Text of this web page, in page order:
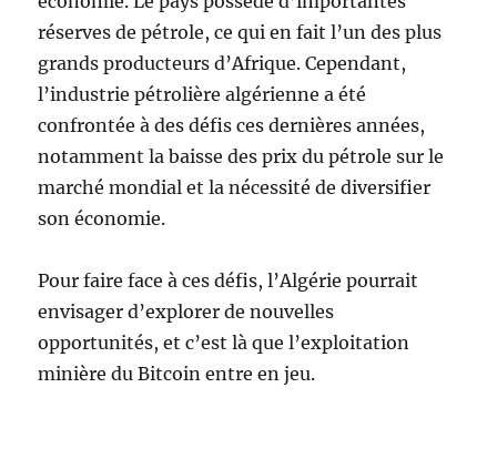
réserves de pétrole, ce qui en fait l’un des plus
grands producteurs d’Afrique. Cependant,
l’industrie pétrolière algérienne a été
confrontée à des défis ces dernières années,
notamment la baisse des prix du pétrole sur le
marché mondial et la nécessité de diversifier
son économie.
Pour faire face à ces défis, l’Algérie pourrait
envisager d’explorer de nouvelles
opportunités, et c’est là que l’exploitation
minière du Bitcoin entre en jeu.